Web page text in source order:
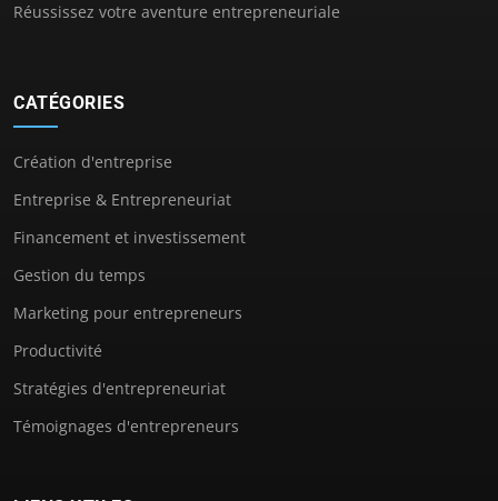
Réussissez votre aventure entrepreneuriale
CATÉGORIES
Création d'entreprise
Entreprise & Entrepreneuriat
Financement et investissement
Gestion du temps
Marketing pour entrepreneurs
Productivité
Stratégies d'entrepreneuriat
Témoignages d'entrepreneurs